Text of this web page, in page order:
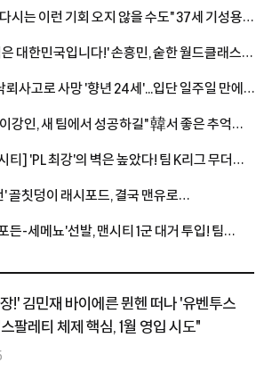
시는 이런 기회 오지 않을 수도" 37세 기성용,
대한민국입니다!' 손흥민, 숱한 월드클래스
뢰사고로 사망 '향년 24세'...입단 일주일 만에
강인, 새 팀에서 성공하길" 韓서 좋은 추억
티] 'PL 최강'의 벽은 높았다! 팀 K리그 무더위
골칫덩이 래시포드, 결국 맨유로
든-세메뇨'선발, 맨시티 1군 대거 투입! 팀
!' 김민재 바이에른 뮌헨 떠나 '유벤투스
팔레티 체제 핵심, 1월 영입 시도"